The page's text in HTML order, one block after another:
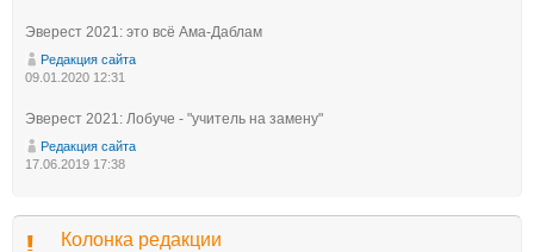
Эверест 2021: это всё Ама-Даблам
Редакция сайта
09.01.2020 12:31
Эверест 2021: Лобуче - "учитель на замену"
Редакция сайта
17.06.2019 17:38
Колонка редакции